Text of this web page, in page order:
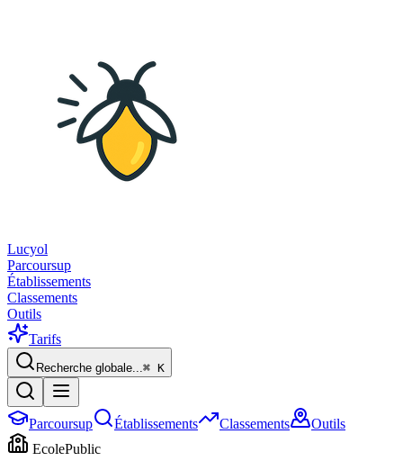
Lucyol
Parcoursup
Établissements
Classements
Outils
Tarifs
Recherche globale...⌘ K
Parcoursup Établissements Classements
Outils
EcolePublic